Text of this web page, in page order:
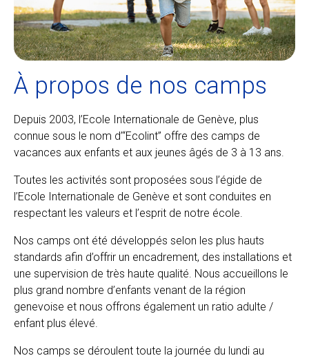
À propos de nos camps
Depuis 2003, l’Ecole Internationale de Genève, plus
connue sous le nom d’“Ecolint” offre des camps de
vacances aux enfants et aux jeunes âgés de 3 à 13 ans.
Toutes les activités sont proposées sous l’égide de
l’Ecole Internationale de Genève et sont conduites en
respectant les valeurs et l’esprit de notre école.
Nos camps ont été développés selon les plus hauts
standards afin d’offrir un encadrement, des installations et
une supervision de très haute qualité. Nous accueillons le
plus grand nombre d’enfants venant de la région
genevoise et nous offrons également un ratio adulte /
enfant plus élevé.
Nos camps se déroulent toute la journée du lundi au